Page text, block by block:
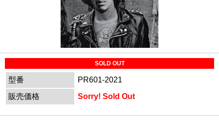
SOLD OUT
型番
PR601-2021
販売価格
Sorry! Sold Out